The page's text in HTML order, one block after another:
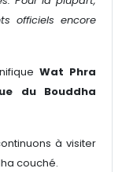
officiels encore
Wat Phra
du Bouddha
à visiter
couché.